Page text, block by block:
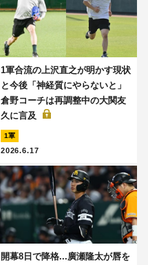
1軍合流の上沢直之が明かす現状
と今後「神経質にやらないと」
倉野コーチは再調整中の大関友
久に言及
1軍
2026.6.17
開幕8日で降格...廣瀬隆太が唇を